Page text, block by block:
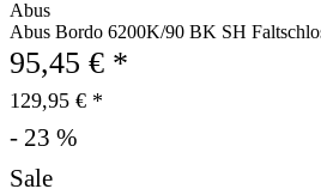
Abus
Abus Bordo 6200K/90 BK SH
95,45 € *
129,95 € *
- 23 %
Sale